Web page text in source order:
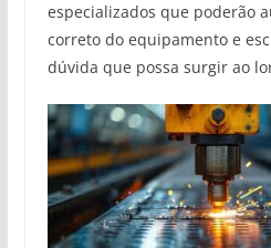
especializados que poderão
correto do equipamento e
dúvida que possa surgir ao